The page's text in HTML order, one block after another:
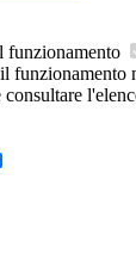
funzionamento
funzionamento